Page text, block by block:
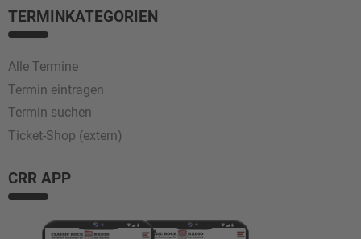
TERMINKATEGORIEN
Alle Termine
Termin eintragen
Termin suchen
Ticket-Shop (extern)
CRR APP